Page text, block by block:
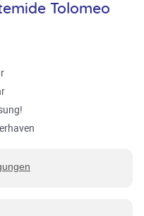
Tolomeo